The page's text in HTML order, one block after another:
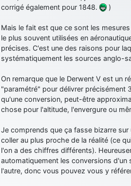
corrigé également pour 1848.
)
Mais le fait est que ce sont les
le plus souvent utilisées en
précises. C'est une des raisons pour
systématiquement les sources anglo-
On remarque que le Derwent V est un
"paramétré" pour délivrer précisément
qu'une conversion, peut-être
chose pour l'altitude, l'envergure ou
Je comprends que ça fasse bizarre sur
coller au plus proche de la réalité (ce
l'on a des chiffres différents).
automatiquement les conversions d'un
l'autre, donc vous pouvez vous y